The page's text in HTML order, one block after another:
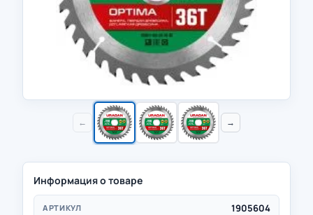
← →
Информация о товаре
АРТИКУЛ 1905604